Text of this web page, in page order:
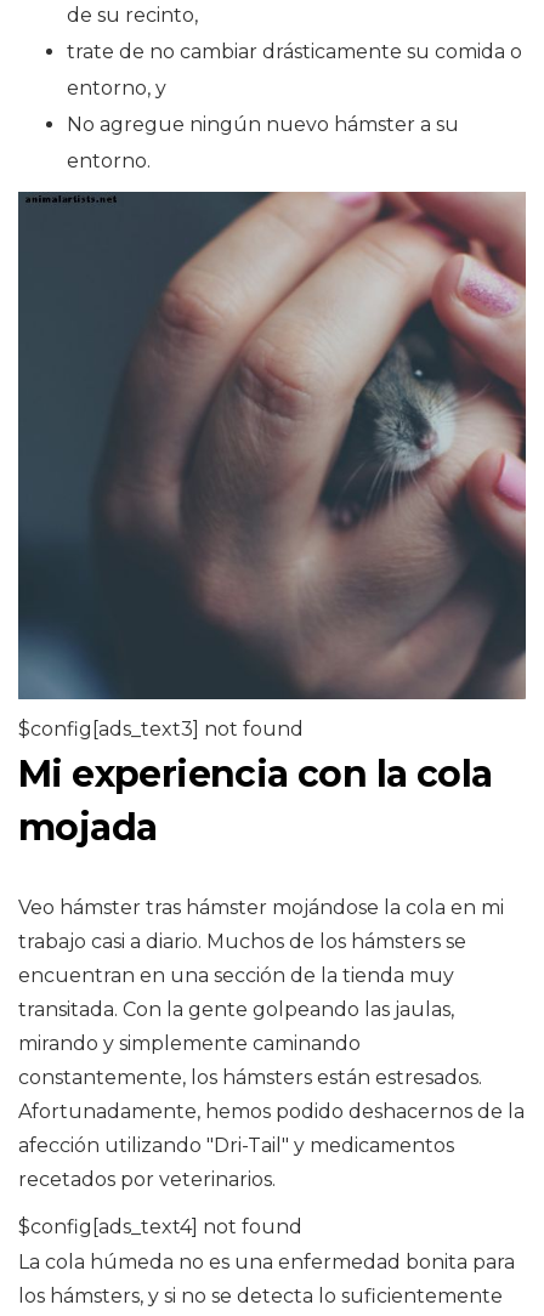
de su recinto,
trate de no cambiar drásticamente su comida o
entorno, y
No agregue ningún nuevo hámster a su
entorno.
$config[ads_text3] not found
Mi experiencia con la cola
mojada
Veo hámster tras hámster mojándose la cola en mi
trabajo casi a diario. Muchos de los hámsters se
encuentran en una sección de la tienda muy
transitada. Con la gente golpeando las jaulas,
mirando y simplemente caminando
constantemente, los hámsters están estresados.
Afortunadamente, hemos podido deshacernos de la
afección utilizando "Dri-Tail" y medicamentos
recetados por veterinarios.
$config[ads_text4] not found
La cola húmeda no es una enfermedad bonita para
los hámsters, y si no se detecta lo suficientemente